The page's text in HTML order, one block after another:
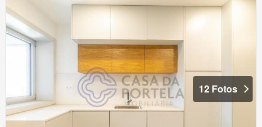
12 Fotos